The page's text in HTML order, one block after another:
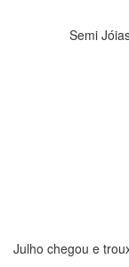
Semi
Julho chegou e